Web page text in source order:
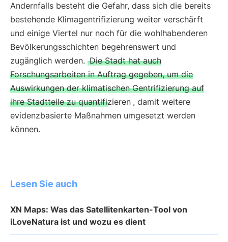
Andernfalls besteht die Gefahr, dass sich die bereits
bestehende Klimagentrifizierung weiter verschärft
und einige Viertel nur noch für die wohlhabenderen
Bevölkerungsschichten begehrenswert und
zugänglich werden. Die Stadt hat auch
Forschungsarbeiten in Auftrag gegeben, um die
Auswirkungen der klimatischen Gentrifizierung auf
ihre Stadtteile zu quantifizieren , damit weitere
evidenzbasierte Maßnahmen umgesetzt werden
können.
Lesen Sie auch
XN Maps: Was das Satellitenkarten-Tool von
iLoveNatura ist und wozu es dient